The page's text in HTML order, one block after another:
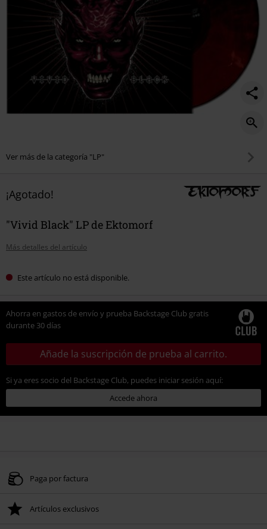
Ver más de la categoría "LP"
¡Agotado!
"Vivid Black" LP de Ektomorf
Más detalles del artículo
Este artículo no está disponible.
Ahorra en gastos de envío y prueba Backstage Club gratis
durante 30 días
Añade la suscripción de prueba al carrito.
Si ya eres socio del Backstage Club, puedes iniciar sesión aquí:
Accede ahora
Paga por factura
Artículos exclusivos